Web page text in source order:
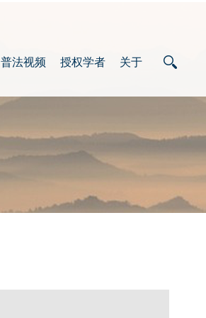
普法视频 授权学者 关于